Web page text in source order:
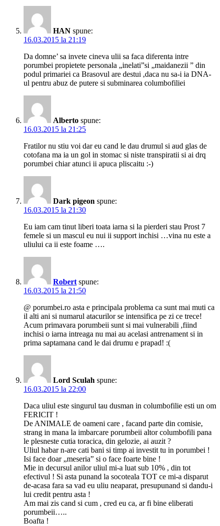
HAN spune:
16.03.2015 la 21:19
Da domne’ sa invete cineva ulii sa faca diferenta intre
porumbei propietete personala „inelati”si „maidanezii ” din
podul primariei ca Brasovul are destui ,daca nu sa-i ia DNA-
ul pentru abuz de putere si subminarea columbofiliei
Alberto spune:
16.03.2015 la 21:25
Fratilor nu stiu voi dar eu cand le dau drumul si aud glas de
cotofana ma ia un gol in stomac si niste transpiratii si ai drq
porumbei chiar atunci ii apuca pliscaitu :-)
Dark pigeon spune:
16.03.2015 la 21:30
Eu iam cam tinut liberi toata iarna si la pierderi stau Prost 7
femele si un mascul eu nui ii support inchisi …vina nu este a
uliului ca ii este foame ….
Robert spune:
16.03.2015 la 21:50
@ porumbei.ro asta e principala problema ca sunt mai muti ca
il alti ani si numarul atacurilor se intensifica pe zi ce trece!
Acum primavara porumbeii sunt si mai vulnerabili ,fiind
inchisi o iarna intreaga nu mai au acelasi antrenament si in
prima saptamana cand le dai drumu e prapad! :(
Lord Sculah spune:
16.03.2015 la 22:00
Daca uliul este singurul tau dusman in columbofilie esti un om
FERICIT !
De ANIMALE de oameni care , facand parte din comisie,
strang in mana la imbarcare porumbeii altor columbofili pana
le plesneste cutia toracica, din gelozie, ai auzit ?
Uliul habar n-are cati bani si timp ai investit tu in porumbei !
Isi face doar „meseria” si o face foarte bine !
Mie in decursul anilor uliul mi-a luat sub 10% , din tot
efectivul ! Si asta punand la socoteala TOT ce mi-a disparut
de-acasa fara sa vad eu uliu neaparat, presupunand si dandu-i
lui credit pentru asta !
Am mai zis cand si cum , cred eu ca, ar fi bine eliberati
porumbeii…..
Boafta !